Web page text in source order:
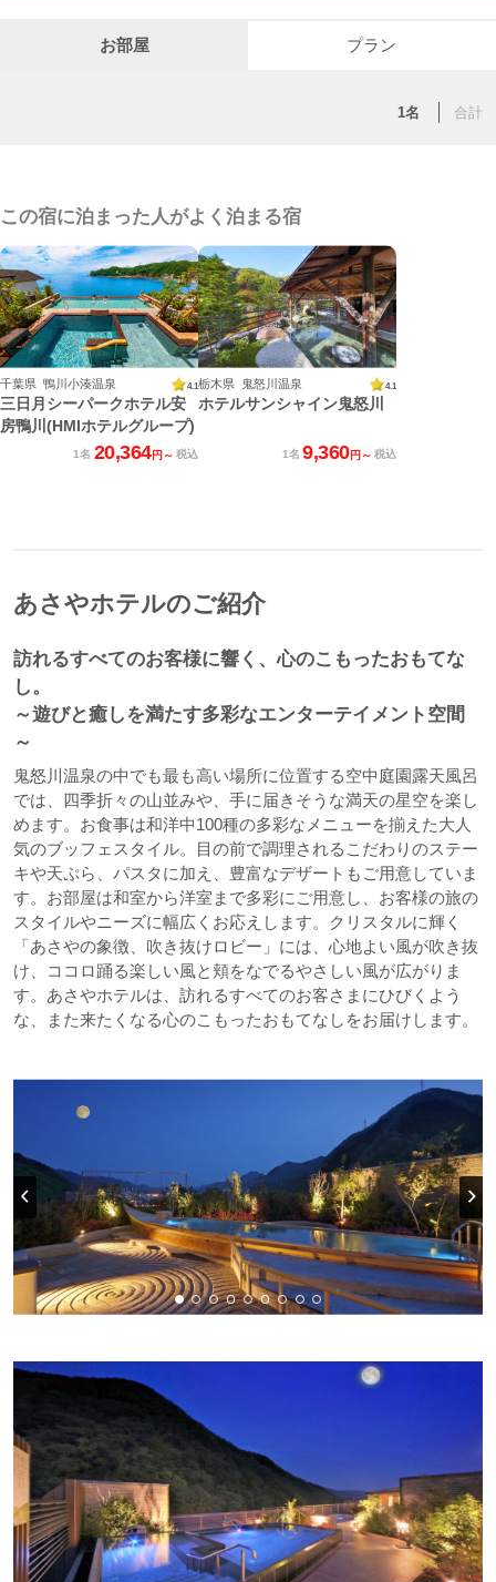
お部屋 プラン
1名 合計
この宿に泊まった人がよく泊まる宿
千葉県 鴨川小湊温泉 4.1
三日月シーパークホテル安
房鴨川(HMIホテルグループ)
1名 20,364円～ 税込
栃木県 鬼怒川温泉 4.1
ホテルサンシャイン鬼怒川
1名 9,360円～ 税込
あさやホテルのご紹介
訪れるすべてのお客様に響く、心のこもったおもてな
し。
～遊びと癒しを満たす多彩なエンターテイメント空間
～
鬼怒川温泉の中でも最も高い場所に位置する空中庭園露天風呂
では、四季折々の山並みや、手に届きそうな満天の星空を楽し
めます。お食事は和洋中100種の多彩なメニューを揃えた大人
気のブッフェスタイル。目の前で調理されるこだわりのステー
キや天ぷら、パスタに加え、豊富なデザートもご用意していま
す。お部屋は和室から洋室まで多彩にご用意し、お客様の旅の
スタイルやニーズに幅広くお応えします。クリスタルに輝く
「あさやの象徴、吹き抜けロビー」には、心地よい風が吹き抜
け、ココロ踊る楽しい風と頬をなでるやさしい風が広がりま
す。あさやホテルは、訪れるすべてのお客さまにひびくよう
な、また来たくなる心のこもったおもてなしをお届けします。